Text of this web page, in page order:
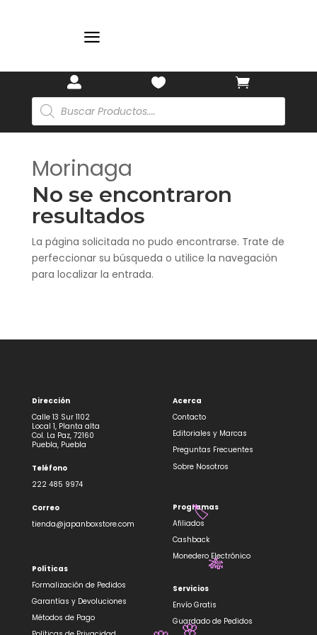
a
 

Búsqueda
de
productos
Morinaga
No se encontraron
resultados
La página solicitada no pudo encontrarse. Trate de
perfeccionar su búsqueda o utilice la navegación
para localizar la entrada.
Dirección
Calle 13 Sur 1102
Local 1, Planta alta
Col. La Paz, 72160
Puebla, Puebla
Teléfono
222 485 9974
Correo
tienda@japanboxstore.com
Políticas
Formalización de Pedidos
Garantías y Devoluciones
Métodos de Pago
Acerca
Contacto
Editoriales y Marcas
Preguntas Frecuentes
Sobre Nosotros
Programas
Afiliados
Cashback
Monedero Electrónico
Servicios
Envío Gratis
Guardado de Pedidos
🎋
🏷️